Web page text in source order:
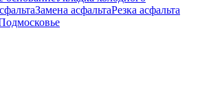
Замена асфальтаРезка асфальта